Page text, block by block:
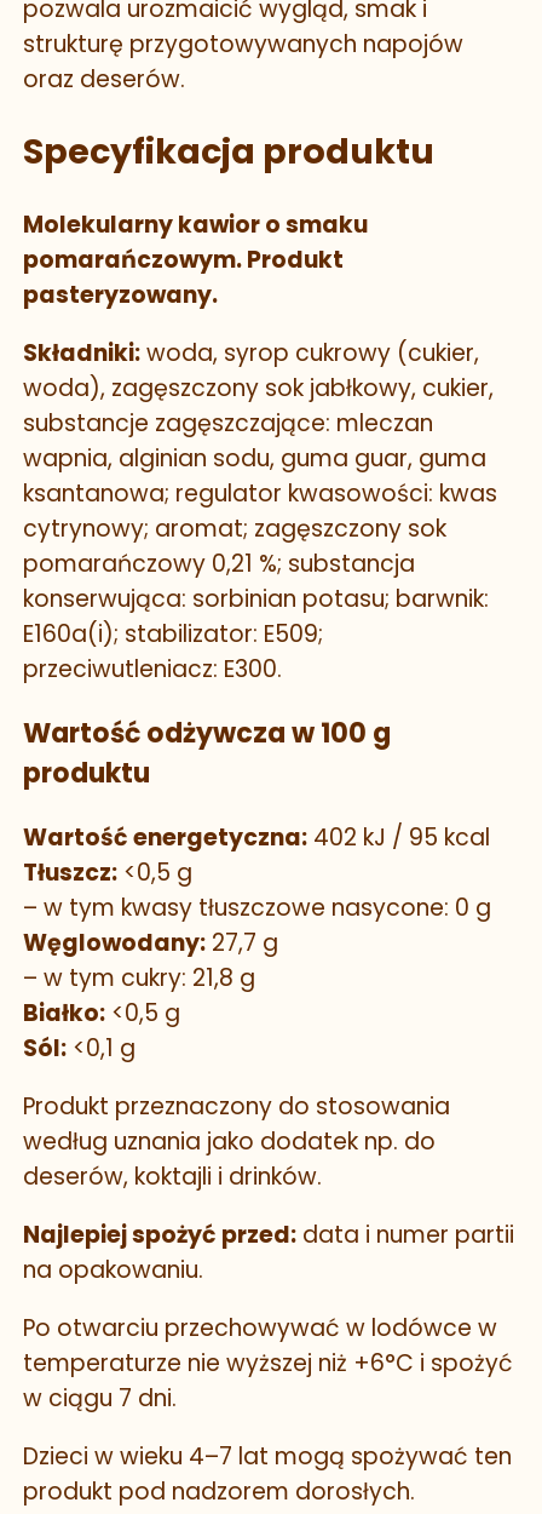
pozwala urozmaicić wygląd, smak i
strukturę przygotowywanych napojów
oraz deserów.
Specyfikacja produktu
Molekularny kawior o smaku
pomarańczowym. Produkt
pasteryzowany.
Składniki:woda, syrop cukrowy (cukier,
woda), zagęszczony sok jabłkowy, cukier,
substancje zagęszczające: mleczan
wapnia, alginian sodu, guma guar, guma
ksantanowa; regulator kwasowości: kwas
cytrynowy; aromat; zagęszczony sok
pomarańczowy 0,21 %; substancja
konserwująca: sorbinian potasu; barwnik:
E160a(i); stabilizator: E509;
przeciwutleniacz: E300.
Wartość odżywcza w 100 g
produktu
Wartość energetyczna: 402 kJ / 95 kcal
Tłuszcz: <0,5 g
– w tym kwasy tłuszczowe nasycone: 0 g
Węglowodany: 27,7 g
– w tym cukry: 21,8 g
Białko: <0,5 g
Sól: <0,1 g
Produkt przeznaczony do stosowania
według uznania jako dodatek np. do
deserów, koktajli i drinków.
Najlepiej spożyć przed: data i numer partii
na opakowaniu.
Po otwarciu przechowywać w lodówce w
temperaturze nie wyższej niż +6°C i spożyć
w ciągu 7 dni.
Dzieci w wieku 4–7 lat mogą spożywać ten
produkt pod nadzorem dorosłych.